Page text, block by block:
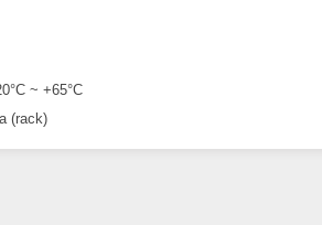
~ +65°C
(rack)